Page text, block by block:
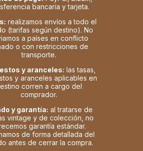
bancaria y tarjeta.
realizamos envíos a todo el
(tarifas según destino). No
a países en conflicto
o con restricciones de
transporte.
y aranceles: las tasas,
y aranceles aplicables en
corren a cargo del
comprador.
y garantía: al tratarse de
vintage y de colección, no
garantía estándar.
de forma detallada del
antes de cerrar la compra.